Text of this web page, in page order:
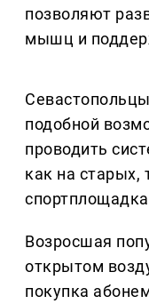
позволяют
мышц и
подобной
проводить
как на старых,
Возросшая
открытом
покупка